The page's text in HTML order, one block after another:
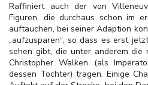
Raffiniert auch der von
Figuren, die durchaus schon im
auftauchen, bei seiner Adaption
„aufzusparen“, so dass es erst
sehen gibt, die unter anderem die
Christopher Walken (als
dessen Tochter) tragen. Einige